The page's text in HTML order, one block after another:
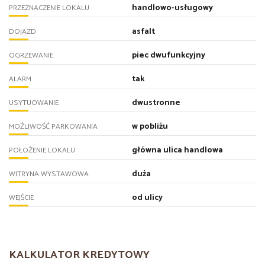
PRZEZNACZENIE LOKALU handlowo-usługowy
DOJAZD asfalt
OGRZEWANIE piec dwufunkcyjny
ALARM tak
USYTUOWANIE dwustronne
MOŻLIWOŚĆ PARKOWANIA w pobliżu
POŁOŻENIE LOKALU główna ulica handlowa
WITRYNA WYSTAWOWA duża
WEJŚCIE od ulicy
KALKULATOR KREDYTOWY